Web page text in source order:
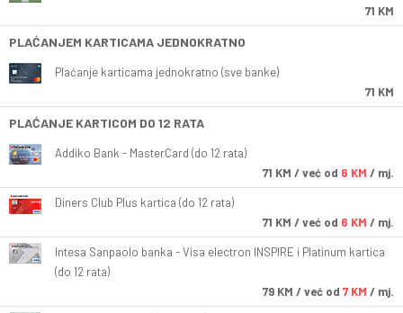
71 KM
PLAĆANJEM KARTICAMA JEDNOKRATNO
Plaćanje karticama jednokratno (sve banke)
71 KM
PLAĆANJE KARTICOM DO 12 RATA
Addiko Bank - MasterCard (do 12 rata)
71 KM / već od 6 KM / mj.
Diners Club Plus kartica (do 12 rata)
71 KM / već od 6 KM / mj.
Intesa Sanpaolo banka - Visa electron INSPIRE i Platinum kartica
(do 12 rata)
79 KM / već od 7 KM / mj.